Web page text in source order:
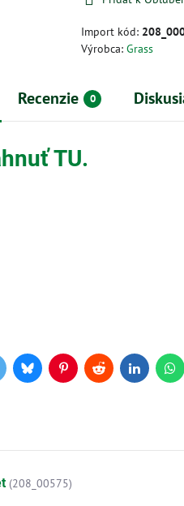
Import kód:
Výrobca:Grass
Recenzie 0
TU.
BlueskyPinterestRedditLinkedIn
(208_00575)